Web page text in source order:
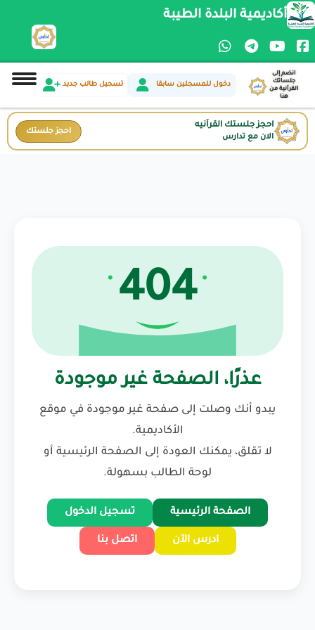
أكاديمية البلدة الطيبة
دخول للمسجلين سابقا تسجيل طالب جديد
انضم إلى
جلساتك
القرآنية من
هنا
احجز جلستك القرآنيه
الان مع تدارس
احجز جلستك
404
عذرًا، الصفحة غير موجودة
يبدو أنك وصلت إلى صفحة غير موجودة في موقع
الأكاديمية.
لا تقلق، يمكنك العودة إلى الصفحة الرئيسية أو
لوحة الطالب بسهولة.
الصفحة الرئيسية تسجيل الدخول
ادرس الآن اتصل بنا